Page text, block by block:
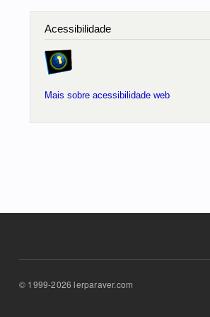
Acessibilidade
Mais sobre acessibilidade web
© 1999-2026 lerparaver.com